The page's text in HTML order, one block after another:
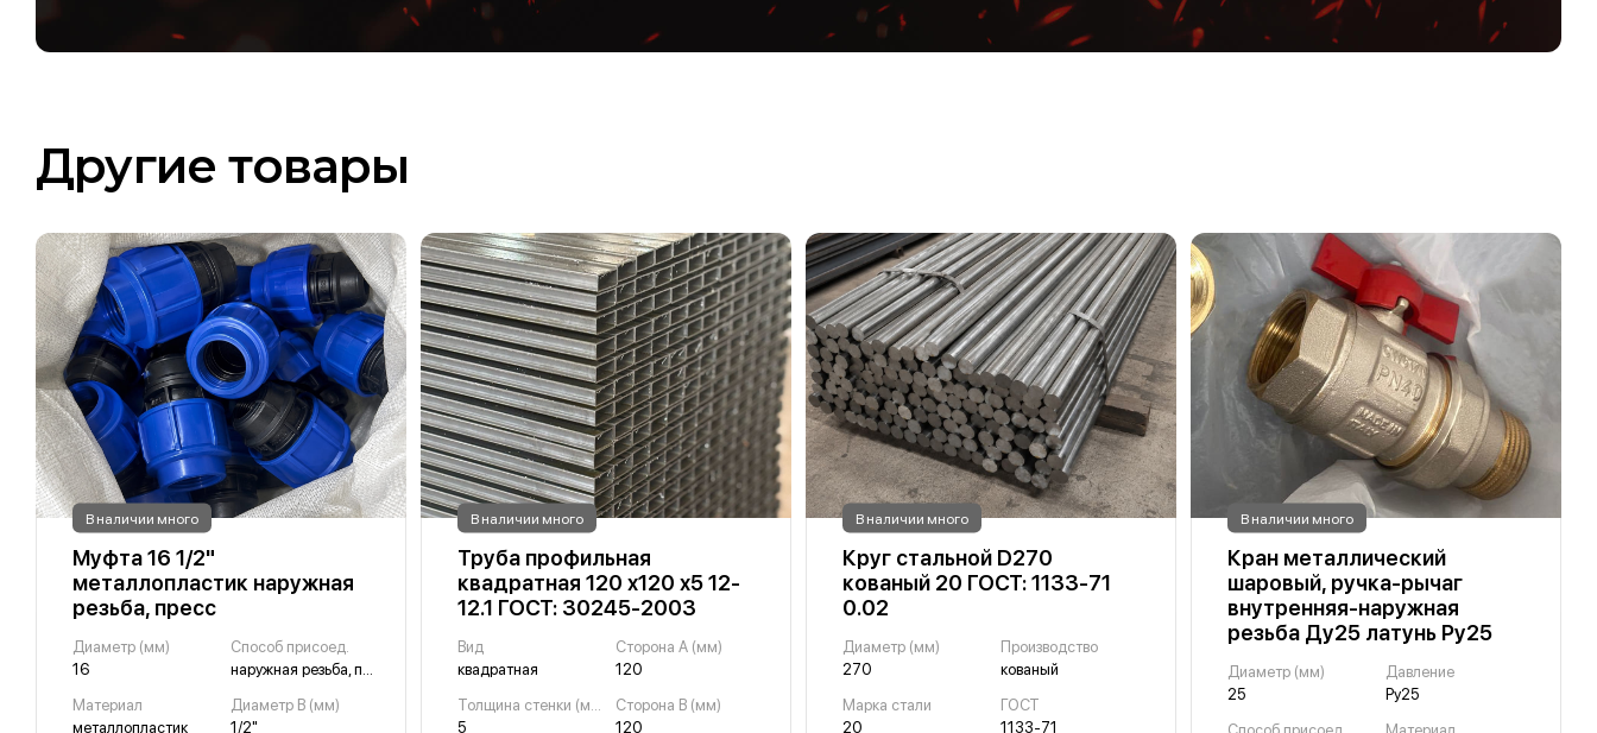
Другие товары
В наличии много
Муфта 16 1/2"
металлопластик наружная
резьба, пресс
Диаметр (мм)
16
Способ присоед.
наружная резьба, пресс
Материал
металлопластик
Диаметр B (мм)
1/2"
В наличии много
Труба профильная
квадратная 120 х120 х5 12-
12.1 ГОСТ: 30245-2003
Вид
квадратная
Сторона A (мм)
120
Толщина стенки (мм)
5
Сторона B (мм)
120
В наличии много
Круг стальной D270
кованый 20 ГОСТ: 1133-71
0.02
Диаметр (мм)
270
Производство
кованый
Марка стали
20
ГОСТ
1133-71
В наличии много
Кран металлический
шаровый, ручка-рычаг
внутренняя-наружная
резьба Ду25 латунь Ру25
Диаметр (мм)
25
Давление
Ру25